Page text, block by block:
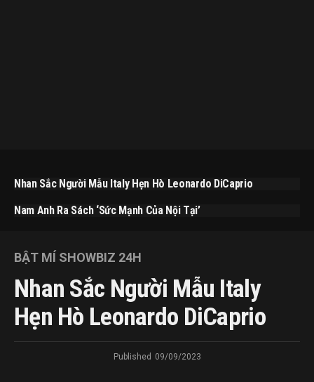
Nhan Sắc Người Mẫu Italy Hẹn Hò Leonardo DiCaprio
Nam Anh Ra Sách ‘Sức Mạnh Của Nội Tại’
BẬT MÍ SHOWBIZ 24H
Nhan Sắc Người Mẫu Italy
Hẹn Hò Leonardo DiCaprio
Published 09/09/2023